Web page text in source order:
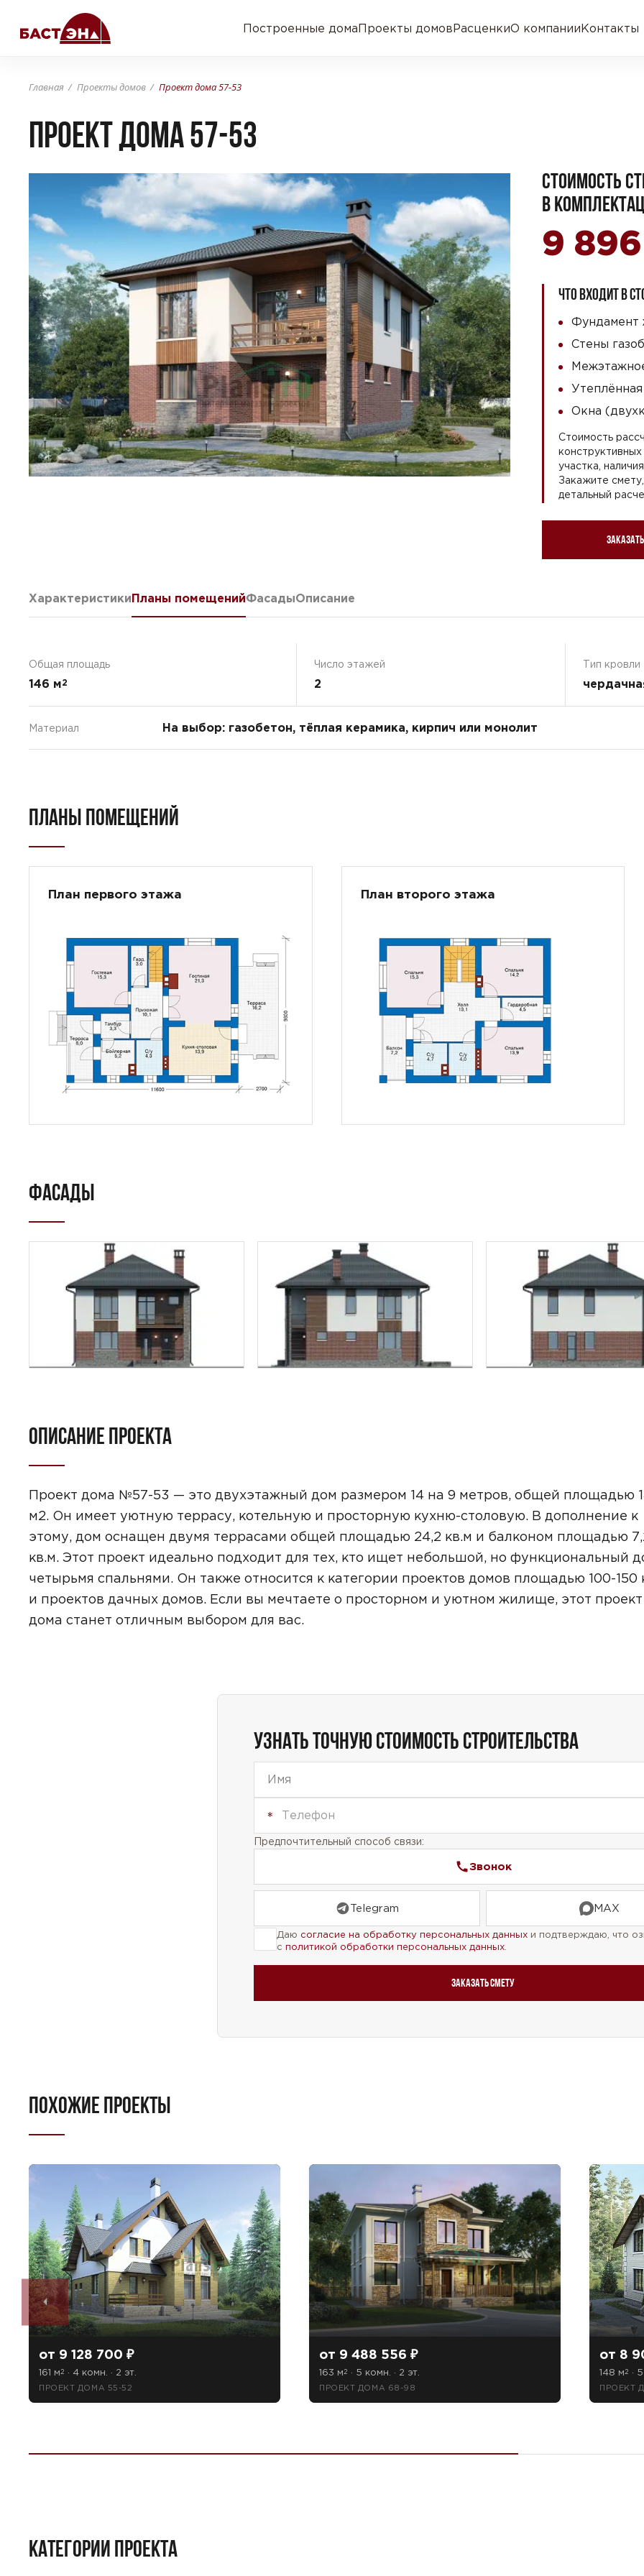
Построенные домаПроекты домовРасценкиО компанииКонтакты
Главная Проекты домов Проект дома 57-53
Проект дома 57-53
СТОИМОСТЬ
В
9
ЧТО ВХОДИТ В
Фундамент
Стены
Окна
Стоимость
участка,
Закажите
детальный
ХарактеристикиПланы помещенийФасадыОписание
Общая площадь
146 м2
Число этажей
2
Тип кровли
Материал На выбор: газобетон, тёплая керамика, кирпич или монолит
ПЛАНЫ ПОМЕЩЕНИЙ
План первого этажа План второго этажа
ФАСАДЫ
ОПИСАНИЕ ПРОЕКТА
Проект дома №57-53 — это двухэтажный дом размером 14 на 9 метров, общей площадью
м2. Он имеет уютную террасу, котельную и просторную кухню-столовую. В дополнение к
этому, дом оснащен двумя террасами общей площадью 24,2 кв.м и балконом площадью
кв.м. Этот проект идеально подходит для тех, кто ищет небольшой, но функциональный
четырьмя спальнями. Он также относится к категории проектов домов площадью 100-150
и проектов дачных домов. Если вы мечтаете о просторном и уютном жилище, этот проект
дома станет отличным выбором для вас.
УЗНАТЬ ТОЧНУЮ СТОИМОСТЬ СТРОИТЕЛЬСТВА
Предпочтительный способ связи:
Звонок
Telegram MAX
Даю согласие на обработку персональных данных и подтверждаю, что
с политикой обработки персональных данных
Заказать смету
ПОХОЖИЕ ПРОЕКТЫ
от 9 128 700 ₽
161 м 2 · 4 комн. · 2 эт.
ПРОЕКТ ДОМА 55-52
от 9 488 556 ₽
163 м 2 · 5 комн. · 2 эт.
ПРОЕКТ ДОМА 68-98
от 8
148 м 2 ·
ПРОЕКТ
КАТЕГОРИИ ПРОЕКТА
Предпочтительный способ связи: